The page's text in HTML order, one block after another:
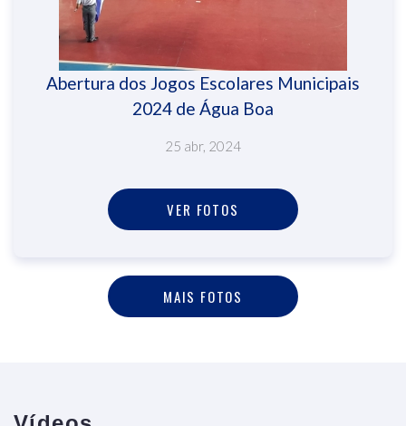
Abertura dos Jogos Escolares Municipais
2024 de Água Boa
25 abr, 2024
VER FOTOS
MAIS FOTOS